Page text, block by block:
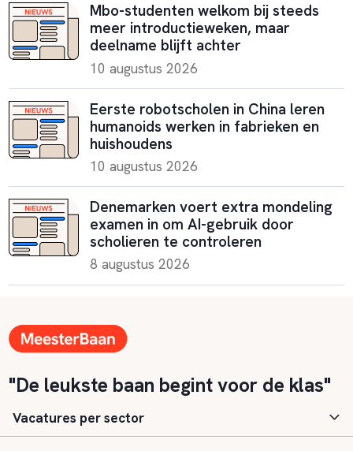
Mbo-studenten welkom bij steeds
meer introductieweken, maar
deelname blijft achter
10 augustus 2026
Eerste robotscholen in China leren
humanoids werken in fabrieken en
huishoudens
10 augustus 2026
Denemarken voert extra mondeling
examen in om AI-gebruik door
scholieren te controleren
8 augustus 2026
"De leukste baan begint voor de klas"
Vacatures per sector